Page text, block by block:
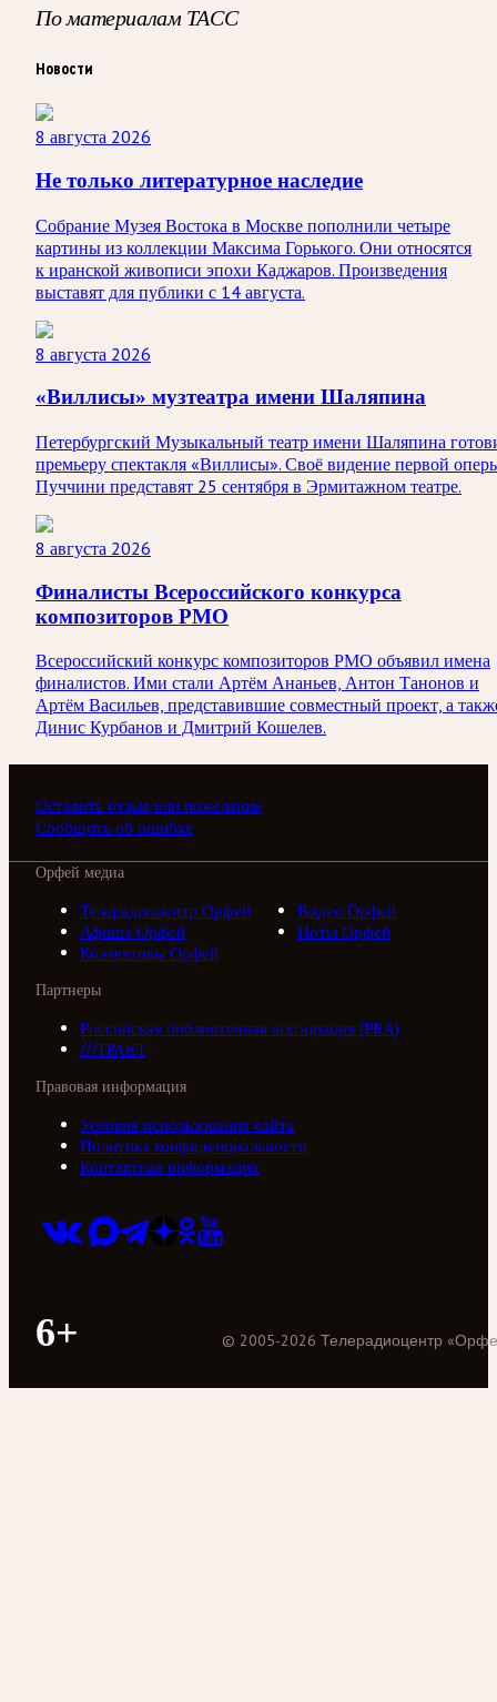
По материалам ТАСС
Новости
8 августа 2026
Не только литературное наследие
Собрание Музея Востока в Москве пополнили четыре
картины из коллекции Максима Горького. Они относятся
к иранской живописи эпохи Каджаров. Произведения
выставят для публики с 14 августа.
8 августа 2026
«Виллисы» музтеатра имени Шаляпина
Петербургский Музыкальный театр имени Шаляпина
премьеру спектакля «Виллисы». Своё видение первой
Пуччини представят 25 сентября в Эрмитажном театре.
8 августа 2026
Финалисты Всероссийского конкурса
композиторов РМО
Всероссийский конкурс композиторов РМО объявил имена
финалистов. Ими стали Артём Ананьев, Антон Танонов и
Артём Васильев, представившие совместный проект, а
Динис Курбанов и Дмитрий Кошелев.
Оставить отзыв или пожелание
Сообщить об ошибке
Орфей медиа
Телерадиоцентр Орфей
Видео Орфей
Афиша Орфей
Ноты Орфей
Коллективы Орфей
Партнеры
Российская библиотечная ассоциация (РБА)
///ТРАКТ
Правовая информация
Условия использования сайта
Политика конфиденциальности
Контактная информация
6+ © 2005-2026 Телерадиоцентр